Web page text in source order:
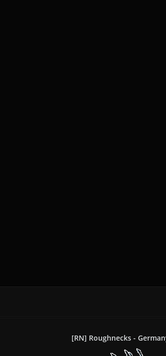
[RN] Roughnecks -